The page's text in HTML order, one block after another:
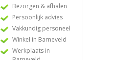
Bezorgen & afhalen
Persoonlijk advies
Vakkundig personeel
Winkel in Barneveld
Werkplaats in